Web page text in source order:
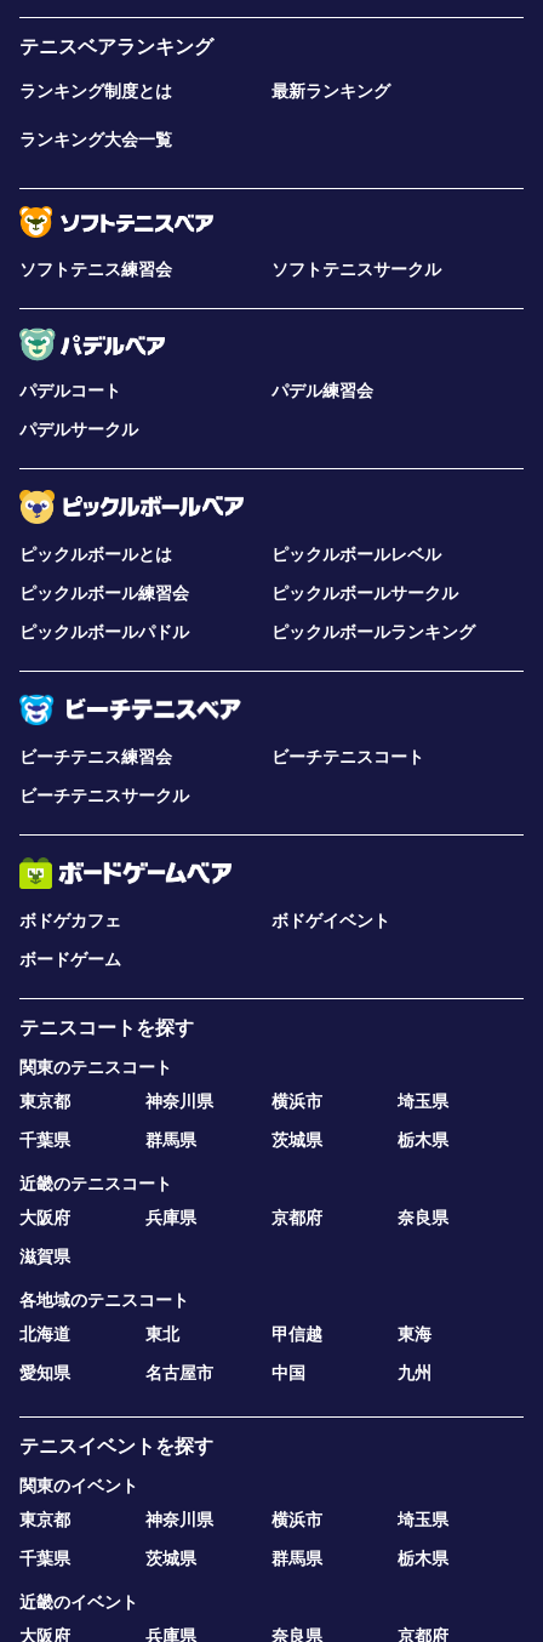
テニスベアランキング
ランキング制度とは 最新ランキング
ランキング大会一覧
ソフトテニス練習会 ソフトテニスサークル
パデルコート
パデル練習会
パデルサークル
ピックルボールとは
ピックルボールレベル
ピックルボール練習会
ピックルボールサークル
ピックルボールパドル
ピックルボールランキング
ビーチテニス練習会
ビーチテニスコート
ビーチテニスサークル
ボドゲカフェ
ボドゲイベント
ボードゲーム
テニスコートを探す
関東のテニスコート
東京都
神奈川県 横浜市
埼玉県
千葉県
群馬県 茨城県 栃木県
近畿のテニスコート
大阪府
兵庫県 京都府
奈良県
滋賀県
各地域のテニスコート
北海道
東北 甲信越
東海
愛知県
名古屋市 中国 九州
テニスイベントを探す
関東のイベント
東京都
神奈川県 横浜市
埼玉県
千葉県
茨城県 群馬県 栃木県
近畿のイベント
大阪府
兵庫県 奈良県 京都府